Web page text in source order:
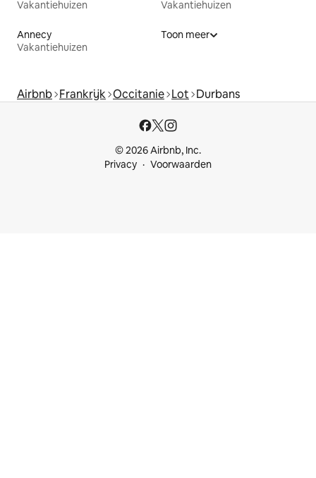
Vakantiehuizen Vakantiehuizen
Annecy
Vakantiehuizen
Toon meer
Airbnb Frankrijk Occitanie Lot Durbans
© 2026 Airbnb, Inc.
Privacy
Voorwaarden